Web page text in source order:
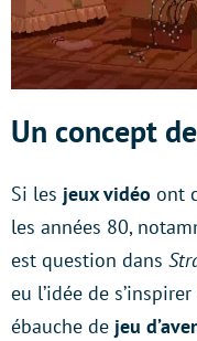
Un concept
Si les jeux vidéo ont
les années 80,
est question dans
eu l’idée de
ébauche de jeu